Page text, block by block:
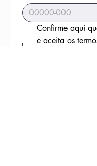
Confirme aqui
e aceita os